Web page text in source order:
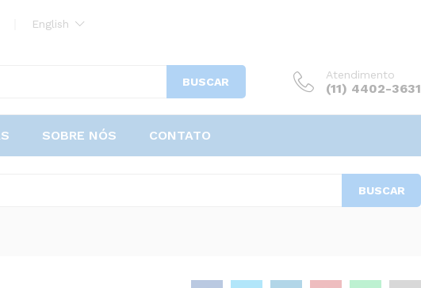
English
BUSCAR
Atendimento
(11) 4402-3631
SOBRE NÓS CONTATO
BUSCAR